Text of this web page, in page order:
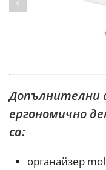
Допълнителни
ергономично
са:
органайзер